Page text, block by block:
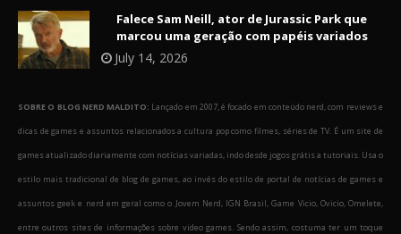
Falece Sam Neill, ator de Jurassic Park que
marcou uma geração com papéis variados
July 14, 2026
SOBRE O BLOG NERD MALDITO: Lançado em 2007, é focado em conteúdo nerd, com reviews e
dicas de games e assuntos relacionados a cultura pop como filmes, séries de TV. É um site de
games atualizado diariamente com notícias variadas, indo desde jogos grátis a tutoriais. Usa o
estilo mais tradicional de blog de games, ao invés do estilo de portal de notícias de games e
assuntos geek e nerd em geral como o Jovem Nerd, IGN Brasil, Game Vicio, Ovicio, Omelete,
entre outros sites de informações sobre video games. Sendo assim, costuma ter um toque